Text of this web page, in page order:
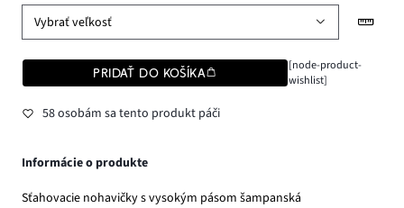
Vybrať veľkosť
PRIDAŤ DO KOŠÍKA
[node-product-
wishlist]
58 osobám sa tento produkt páči
Informácie o produkte
Sťahovacie nohavičky s vysokým pásom šampanská